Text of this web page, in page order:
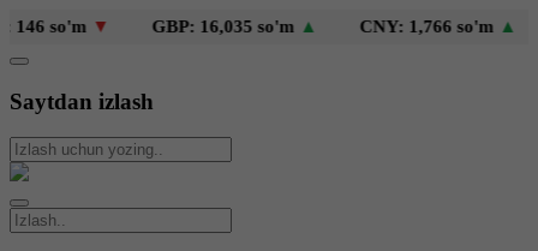
so'm▼ GBP: 16,035 so'm▲ CNY: 1,766 so'm▲
Saytdan izlash